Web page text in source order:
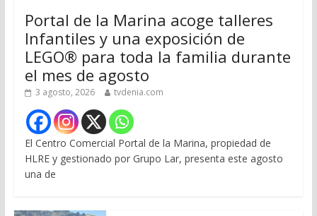
Portal de la Marina acoge talleres
Infantiles y una exposición de
LEGO® para toda la familia durante
el mes de agosto
3 agosto, 2026 tvdenia.com
El Centro Comercial Portal de la Marina, propiedad de
HLRE y gestionado por Grupo Lar, presenta este agosto
una de